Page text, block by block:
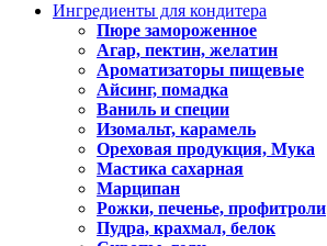
Ингредиенты для кондитера
Пюре замороженное
Агар, пектин, желатин
Ароматизаторы пищевые
Айсинг, помадка
Ваниль и специи
Изомальт, карамель
Ореховая продукция, Мука
Мастика сахарная
Марципан
Рожки, печенье, профитроли
Пудра, крахмал, белок